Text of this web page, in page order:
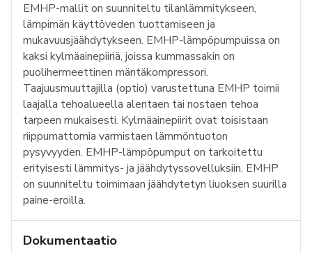
EMHP-mallit on suunniteltu tilanlämmitykseen,
lämpimän käyttöveden tuottamiseen ja
mukavuusjäähdytykseen. EMHP-lämpöpumpuissa on
kaksi kylmäainepiiriä, joissa kummassakin on
puolihermeettinen mäntäkompressori.
Taajuusmuuttajilla (optio) varustettuna EMHP toimii
laajalla tehoalueella alentaen tai nostaen tehoa
tarpeen mukaisesti. Kylmäainepiirit ovat toisistaan
riippumattomia varmistaen lämmöntuoton
pysyvyyden. EMHP-lämpöpumput on tarkoitettu
erityisesti lämmitys- ja jäähdytyssovelluksiin. EMHP
on suunniteltu toimimaan jäähdytetyn liuoksen suurilla
paine-eroilla.
Dokumentaatio